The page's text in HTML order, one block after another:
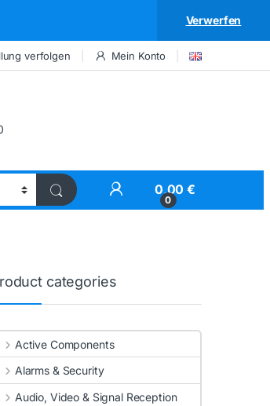
Verwerfen
verfolgen Mein Konto
My Account
0
0,00€
categories
Active Components
Alarms & Security
Audio, Video & Signal Reception